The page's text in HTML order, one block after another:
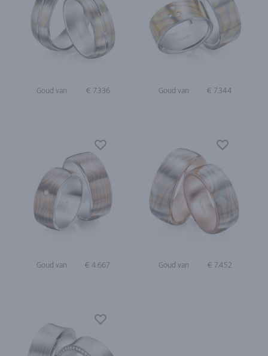
Goud van € 7.336 Goud van € 7.344
Goud van € 4.667 Goud van € 7.452